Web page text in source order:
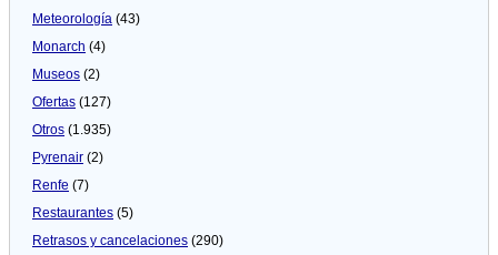
Meteorologí­a (43)
Monarch (4)
Museos (2)
Ofertas (127)
Otros (1.935)
Pyrenair (2)
Renfe (7)
Restaurantes (5)
Retrasos y cancelaciones (290)